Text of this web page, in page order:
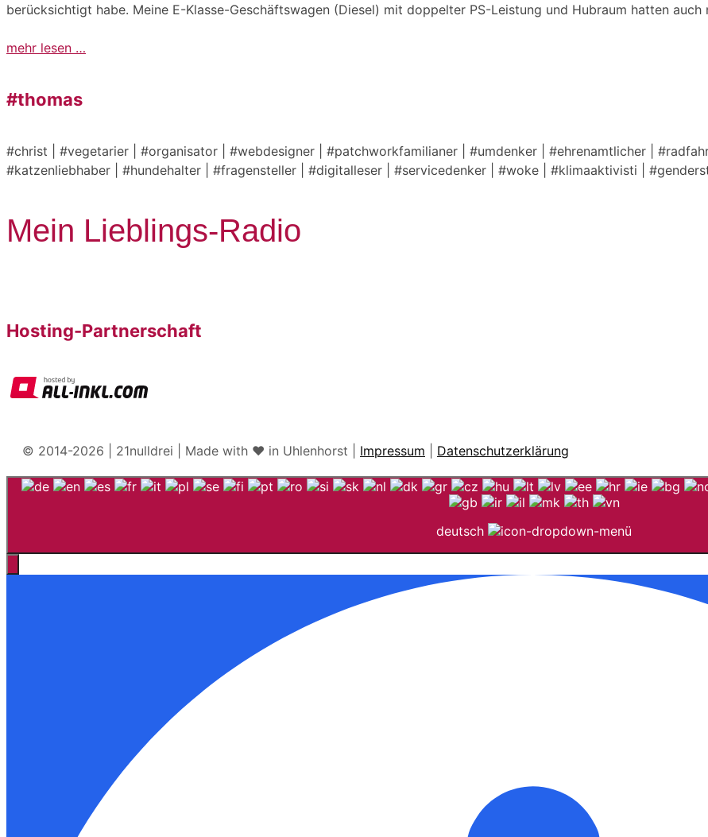
berücksichtigt habe. Meine E-Klasse-Geschäftswagen (Diesel) mit doppelter PS-Leistung und Hubraum hatten auch
mehr lesen …
#thomas
#christ | #vegetarier | #organisator | #webdesigner | #patchworkfamilianer | #umdenker | #ehrenamtlicher |
#katzenliebhaber | #hundehalter | #fragensteller | #digitalleser | #servicedenker | #woke | #klimaaktivisti |
Mein Lieblings-Radio
Hosting-Partnerschaft
© 2014-2026 | 21nulldrei | Made with ♥️ in Uhlenhorst | Impressum Datenschutzerklärung
deutsch